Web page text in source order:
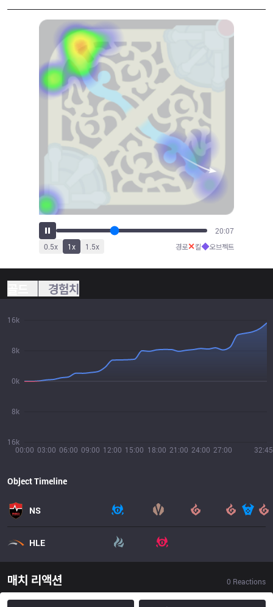
22:18
0.5x 1x 1.5x 경로✕킬◆오브젝트
경험치
00:00 03:00 06:00 09:00 12:00 15:00 18:00 21:00 24:00 27:00 32:45
16k
8k
0k
8k
16k
Object Timeline
NS
HLE
매치 리액션 0 Reactions